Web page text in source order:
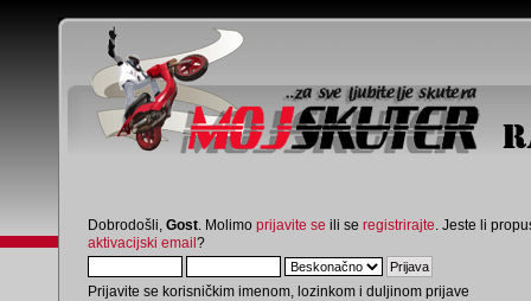
Dobrodošli, Gost . Molimo prijavite se ili se registrirajte . Jeste li
aktivacijski email?
Prijavite se korisničkim imenom, lozinkom i duljinom prijave